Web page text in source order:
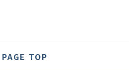
PAGE TOP